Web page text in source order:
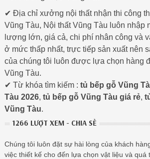
✔ Địa chỉ xưởng nội thất nhận thi công
Vũng Tàu, Nội thất Vũng Tàu luôn nhập
lượng lớn, giá cả, chi phí nhân công và
ở mức thấp nhất, trực tiếp sản xuất nên
của chúng tôi luôn được lựa chọn hàng
Vũng Tàu.
✔ Từ khóa tìm kiếm : tủ bếp gỗ Vũng
Tàu 2026, tủ bếp gỗ Vũng Tàu giá rẻ,
Vũng Tàu.
1266 LƯỢT XEM - CHIA SẺ
Chúng tôi luôn đặt sự hài lòng của khách
việc thiết kế cho đến lựa chọn vật liệu và